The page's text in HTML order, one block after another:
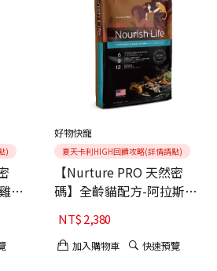
)
肉
好物快寵
夏天卡利HIGH回饋攻略(詳情請點)
【Nurture PRO 天然密
碼】全齡貓配方-阿拉斯加
鮭魚 5.7kg (貓主食、貓飼
料、貓糧、貓乾糧)
NT$2,380
加入購物車 快速預覽